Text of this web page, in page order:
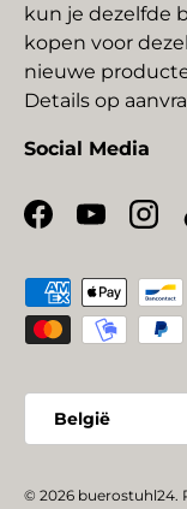
kun je dezelfde
kopen voor
nieuwe
Details op
Social Media
Facebook
YouTube
België
© 2026 buerostuhl24.